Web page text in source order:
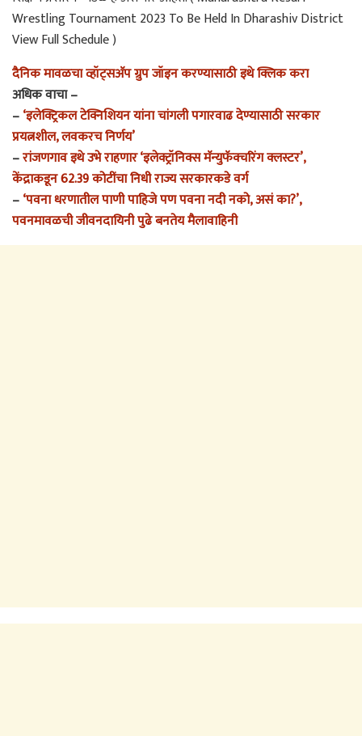
Wrestling Tournament 2023 To Be Held In Dharashiv District
View Full Schedule )
दैनिक मावळचा व्हॉट्सअ‍ॅप ग्रुप जॉइन करण्यासाठी इथे क्लिक करा
अधिक वाचा –
–‘इलेक्ट्रिकल टेक्निशियन यांना चांगली पगारवाढ देण्यासाठी सरकार
प्रयत्नशील, लवकरच निर्णय’
–रांजणगाव इथे उभे राहणार ‘इलेक्ट्रॉनिक्स मॅन्युफॅक्चरिंग क्लस्टर’,
केंद्राकडून 62.39 कोटींचा निधी राज्य सरकारकडे वर्ग
–‘पवना धरणातील पाणी पाहिजे पण पवना नदी नको, असं का?’,
पवनमावळची जीवनदायिनी पुढे बनतेय मैलावाहिनी